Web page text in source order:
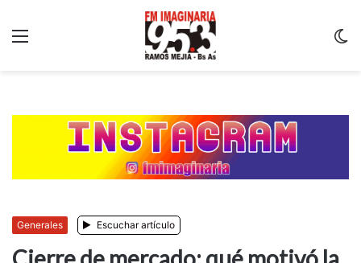
Generales Escuchar artículo